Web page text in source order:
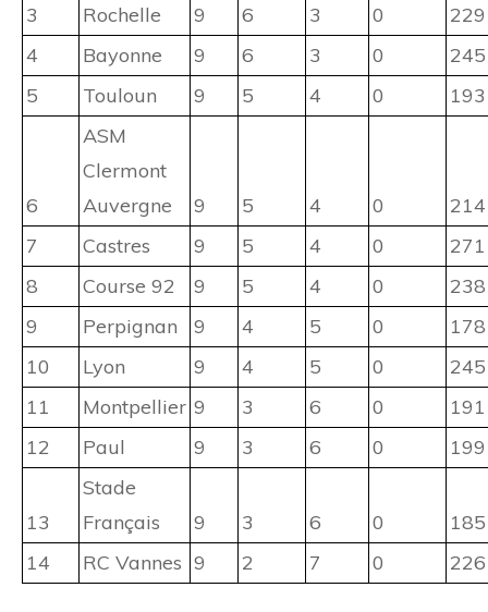
3
Rochelle
9 6 3 0
229
4
Bayonne 9 6 3 0
245
5
Touloun 9 5 4 0 193
6
ASM
Clermont
Auvergne
9 5 4 0
214
7
Castres 9 5 4 0
271
8
Course 92 9 5 4 0
238
9
Perpignan 9 4 5 0
178
10
Lyon 9 4 5 0
245
11
Montpellier 9 3 6 0
191
12
Paul 9 3 6 0 199
13
Stade
Français
9 3 6 0
185
14
RC Vannes 9 2 7 0 226